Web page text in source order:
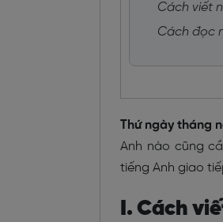
Cách viết
Cách đọc
Thứ ngày tháng
Anh nào cũng
tiếng Anh giao
I. Cách